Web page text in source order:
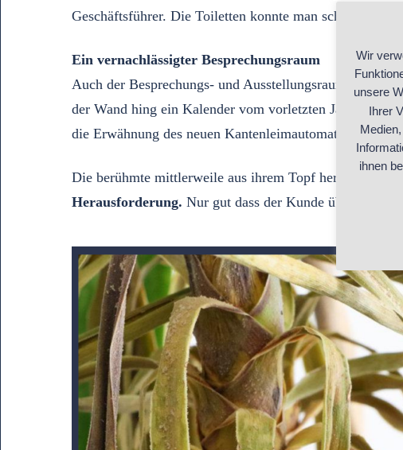
Geschäftsführer. Die Toiletten konnte man schon aus
Ein vernachlässigter Besprechungsraum
Auch der Besprechungs- und Ausstellungsraum für
der Wand hing ein Kalender vom vorletzten Jahr, und
die Erwähnung des neuen Kantenleimautomaten („erst
Die berühmte mittlerweile aus ihrem Topf
Herausforderung. Nur gut dass der Kunde über eine
Wir
unsere
Ihrer
ihnen